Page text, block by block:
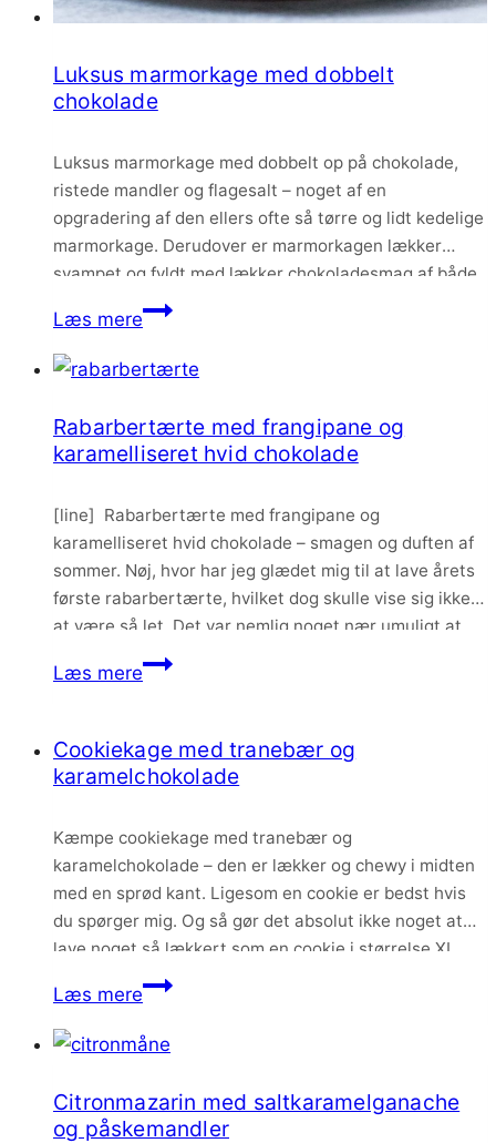
Luksus marmorkage med dobbelt
chokolade
Luksus marmorkage med dobbelt op på chokolade,
ristede mandler og flagesalt – noget af en
opgradering af den ellers ofte så tørre og lidt kedelige
marmorkage. Derudover er marmorkagen lækker
svampet og fyldt med lækker chokoladesmag af både
den mørke og den karamelliserede slags. Et sikkert hit
for enhver chokoladeelsker!
Læs mereLuksus
med
chokolade
Rabarbertærte med frangipane og
karamelliseret hvid chokolade
[line] Rabarbertærte med frangipane og
karamelliseret hvid chokolade – smagen og duften af
sommer. Nøj, hvor har jeg glædet mig til at lave årets
første rabarbertærte, hvilket dog skulle vise sig ikke
at være så let. Det var nemlig noget nær umuligt at
støve rabarber op i nogle forretninger. Heldigvis viste
det sig at grønthandleren…
Læs mereRabarbertærte
og
karamelliseret
chokolade
Cookiekage med tranebær og
karamelchokolade
Kæmpe cookiekage med tranebær og
karamelchokolade – den er lækker og chewy i midten
med en sprød kant. Ligesom en cookie er bedst hvis
du spørger mig. Og så gør det absolut ikke noget at
lave noget så lækkert som en cookie i størrelse XL.
Tranebær og karamelchokoladen udgør et dejligt
makkerpar i cookiekagen, og…
Læs mereCookiekage
tranebær
karamelchokolade
Citronmazarin med saltkaramelganache
og påskemandler